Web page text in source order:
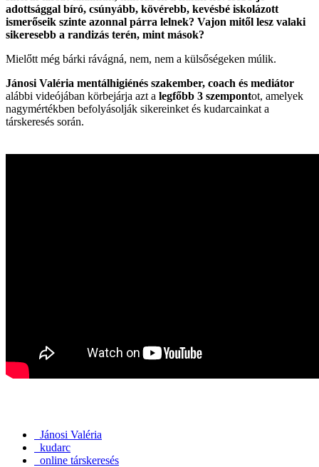
adottsággal bíró, csúnyább, kövérebb, kevésbé iskolázott
ismerőseik szinte azonnal párra lelnek? Vajon mitől lesz valaki
sikeresebb a randizás terén, mint mások?
Mielőtt még bárki rávágná, nem, nem a külsőségeken múlik.
Jánosi Valéria mentálhigiénés szakember, coach és mediátor
alábbi videójában körbejárja azt a legfőbb 3 szempontot, amelyek
nagymértékben befolyásolják sikereinket és kudarcainkat a
társkeresés során.
Jánosi Valéria
kudarc
online társkeresés